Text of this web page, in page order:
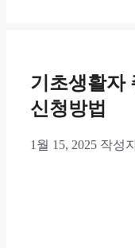
기초생활자
신청방법
1월 15, 2025 작성